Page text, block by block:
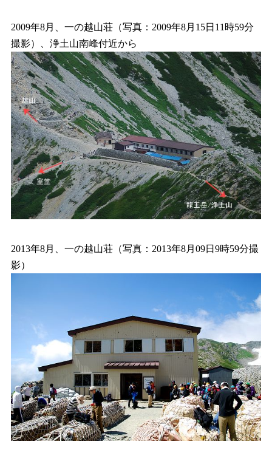
2009年8月、一の越山荘（写真：2009年8月15日11時59分
撮影）、浄土山南峰付近から
2013年8月、一の越山荘（写真：2013年8月09日9時59分撮
影）